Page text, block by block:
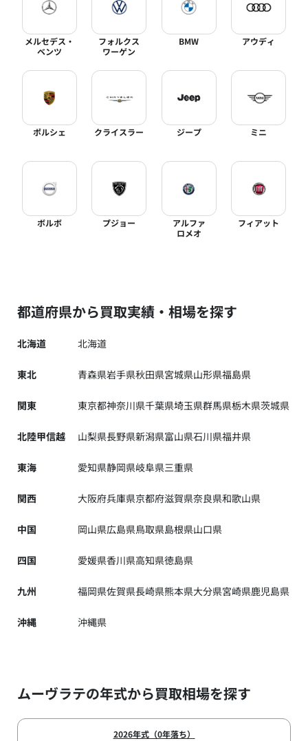
メルセデス・
ベンツ
フォルクス
ワーゲン
BMW アウディ
ポルシェ クライスラー ジープ ミニ
ボルボ プジョー
アルファ
ロメオ
フィアット
都道府県から買取実績・相場を探す
北海道 北海道
東北 青森県岩手県秋田県宮城県山形県福島県
関東 東京都神奈川県千葉県埼玉県群馬県栃木県茨城県
北陸甲信越 山梨県長野県新潟県富山県石川県福井県
東海 愛知県静岡県岐阜県三重県
関西 大阪府兵庫県京都府滋賀県奈良県和歌山県
中国 岡山県広島県鳥取県島根県山口県
四国 愛媛県香川県高知県徳島県
九州 福岡県佐賀県長崎県熊本県大分県宮崎県鹿児島県
沖縄 沖縄県
ムーヴラテの年式から買取相場を探す
2026年式（0年落ち）